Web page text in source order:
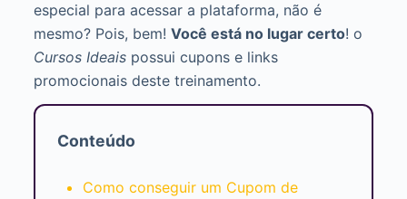
especial para acessar a plataforma, não é
mesmo? Pois, bem! Você está no lugar certo! o
Cursos Ideaispossui cupons e links
promocionais deste treinamento.
Conteúdo
Como conseguir um Cupom de